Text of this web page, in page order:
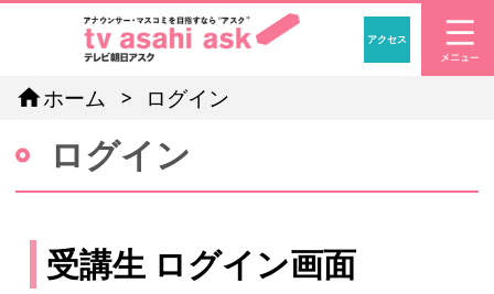
「アナウ
アクセス
homeホーム ログイン
ログイン
受講生 ログイン画面